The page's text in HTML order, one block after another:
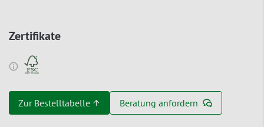
Zertifikate
Zur Bestelltabelle ↑ Beratung anfordern